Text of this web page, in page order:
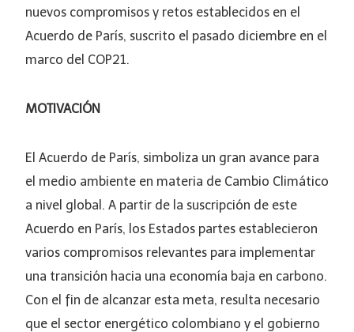
nuevos compromisos y retos establecidos en el
Acuerdo de París, suscrito el pasado diciembre en el
marco del COP21.
MOTIVACIÓN
El Acuerdo de París, simboliza un gran avance para
el medio ambiente en materia de Cambio Climático
a nivel global. A partir de la suscripción de este
Acuerdo en París, los Estados partes establecieron
varios compromisos relevantes para implementar
una transición hacia una economía baja en carbono.
Con el fin de alcanzar esta meta, resulta necesario
que el sector energético colombiano y el gobierno